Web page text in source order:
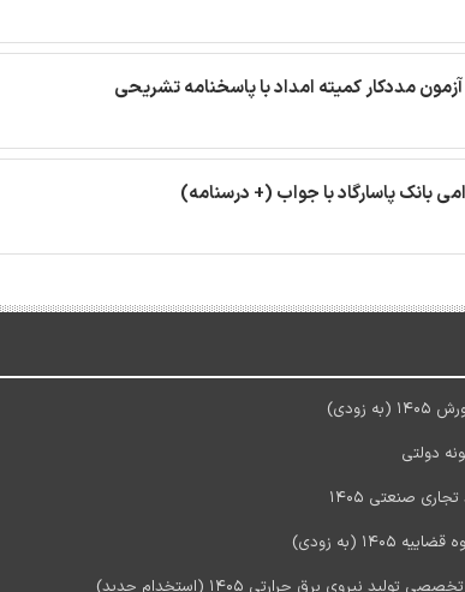
مددکار کمیته امداد با پاسخنامه تشریحی
بانک پاسارگاد با جواب (+ درسنامه)
دولتی
صنعتی 1405
(به زودی)
نیروی برق حرارتی 1405 (استخدام جدید)